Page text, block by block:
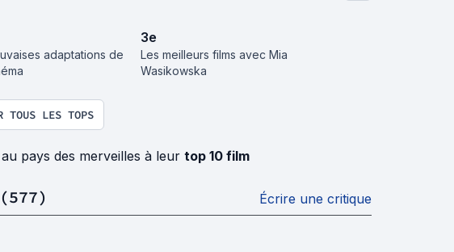
adaptations de
3e
Les meilleurs films avec Mia
Wasikowska
TOUS LES TOPS
pays des merveilles à leur top 10 film
Écrire une critique